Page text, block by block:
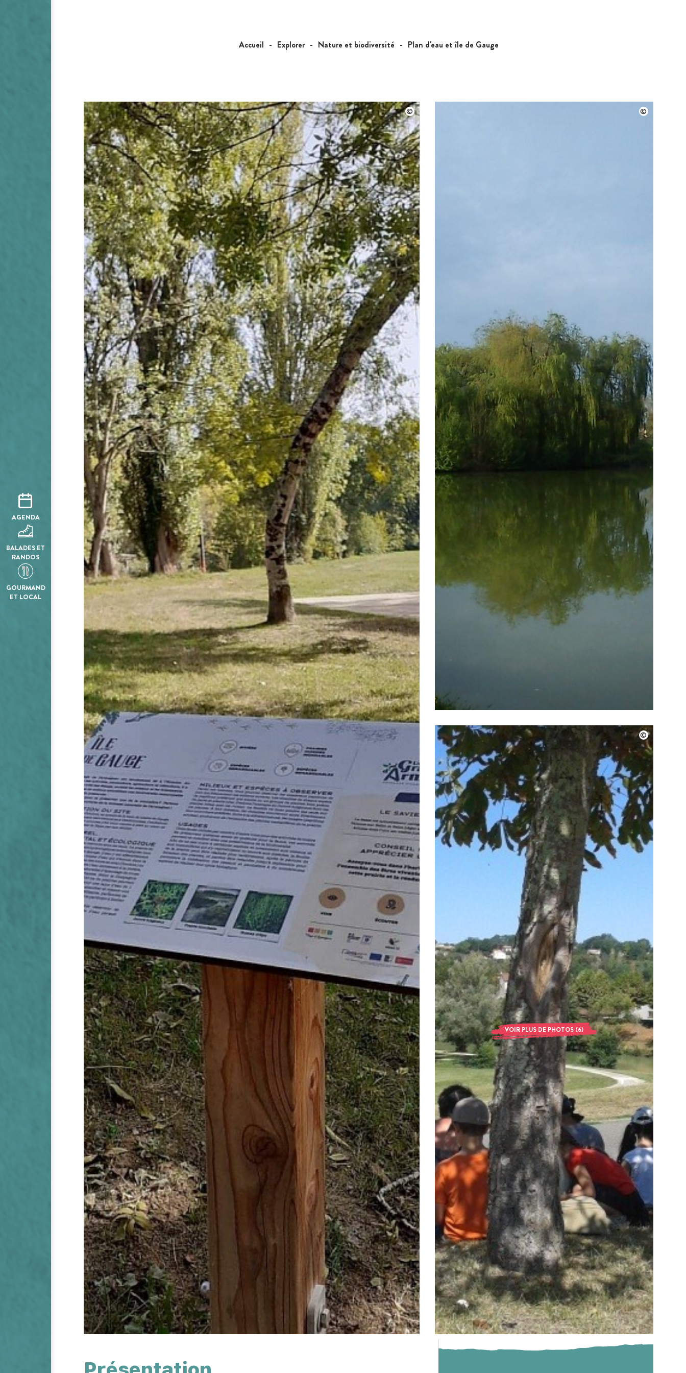
AGENDA
BALADES ET
RANDOS
GOURMAND
ET LOCAL
Accueil Explorer Nature et biodiversité Plan d'eau et île de Gauge
VOIR PLUS DE PHOTOS (6)